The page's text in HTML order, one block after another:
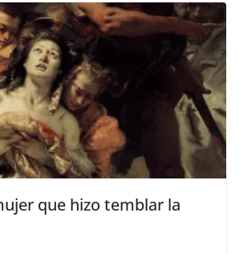
que hizo temblar la